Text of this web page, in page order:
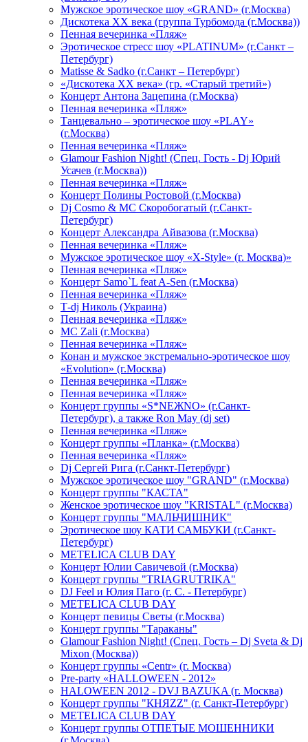
Мужское эротическое шоу «GRAND» (г.Москва)
Дискотека XX века (группа Турбомода (г.Москва))
Пенная вечеринка «Пляж»
Эротическое стресс шоу «PLATINUM» (г.Санкт –
Петербург)
Matisse & Sadko (г.Санкт – Петербург)
«Дискотека ХХ века» (гр. «Старый третий»)
Концерт Антона Зацепина (г.Москва)
Пенная вечеринка «Пляж»
Танцевально – эротическое шоу «PLAY»
(г.Москва)
Пенная вечеринка «Пляж»
Glamour Fashion Night! (Спец. Гость - Dj Юрий
Усачев (г.Москва))
Пенная вечеринка «Пляж»
Концерт Полины Ростовой (г.Москва)
Dj Cosmo & МС Скоробогатый (г.Санкт-
Петербург)
Концерт Александра Айвазова (г.Москва)
Пенная вечеринка «Пляж»
Мужское эротическое шоу «X-Style» (г. Москва)»
Пенная вечеринка «Пляж»
Концерт Samo`L feat A-Sen (г.Москва)
Пенная вечеринка «Пляж»
Т-dj Николь (Украина)
Пенная вечеринка «Пляж»
МС Zali (г.Москва)
Пенная вечеринка «Пляж»
Конан и мужское экстремально-эротическое шоу
«Evolution» (г.Москва)
Пенная вечеринка «Пляж»
Пенная вечеринка «Пляж»
Концерт группы «S*NEЖNO» (г.Санкт-
Петербург), а также Ron May (dj set)
Пенная вечеринка «Пляж»
Концерт группы «Планка» (г.Москва)
Пенная вечеринка «Пляж»
Dj Сергей Рига (г.Санкт-Петербург)
Мужское эротическое шоу "GRAND" (г.Москва)
Концерт группы "КАСТА"
Женское эротическое шоу "KRISTAL" (г.Москва)
Концерт группы "МАЛЬЧИШНИК"
Эротическое шоу КАТИ САМБУКИ (г.Санкт-
Петербург)
METELICA CLUB DAY
Концерт Юлии Савичевой (г.Москва)
Концерт группы "TRIAGRUTRIKA"
DJ Feel и Юлия Паго (г. С. - Петербург)
METELICA CLUB DAY
Концерт певицы Светы (г.Москва)
Концерт группы "Тараканы"
Glamour Fashion Night! (Спец. Гость – Dj Sveta & Dj
Mixon (Москва))
Концерт группы «Centr» (г. Москва)
Pre-party «HALLOWEEN - 2012»
HALOWEEN 2012 - DVJ BAZUKA (г. Москва)
Концерт группы "КНЯZZ" (г. Санкт-Петербург)
METELICA CLUB DAY
Концерт группы ОТПЕТЫЕ МОШЕННИКИ